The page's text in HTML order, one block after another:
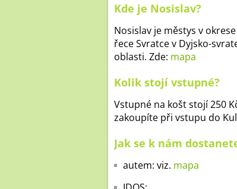
Kde je Nosislav?
Nosislav je městys v
řece Svratce v Dyjsko-
oblasti. Zde: mapa
Kolik stojí vstupné?
Vstupné na košt stojí 250
zakoupíte při vstupu do
Jak se k nám
autem: viz. mapa